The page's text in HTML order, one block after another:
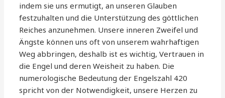
indem sie uns ermutigt, an unseren Glauben
festzuhalten und die Unterstützung des göttlichen
Reiches anzunehmen. Unsere inneren Zweifel und
Ängste können uns oft von unserem wahrhaftigen
Weg abbringen, deshalb ist es wichtig, Vertrauen in
die Engel und deren Weisheit zu haben. Die
numerologische Bedeutung der Engelszahl 420
spricht von der Notwendigkeit, unsere Herzen zu